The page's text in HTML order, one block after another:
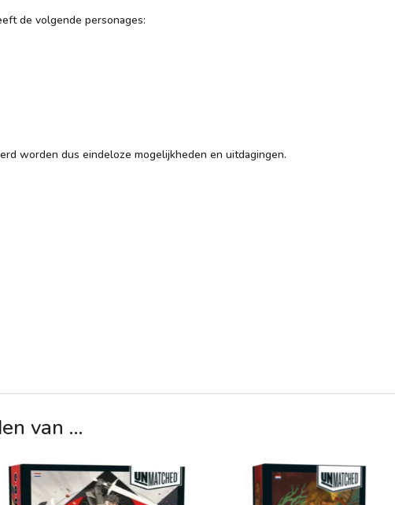
de volgende personages:
worden dus eindeloze mogelijkheden en uitdagingen.
van …